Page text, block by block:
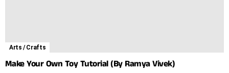
Arts / Crafts
Make Your Own Toy Tutorial (By Ramya Vivek)